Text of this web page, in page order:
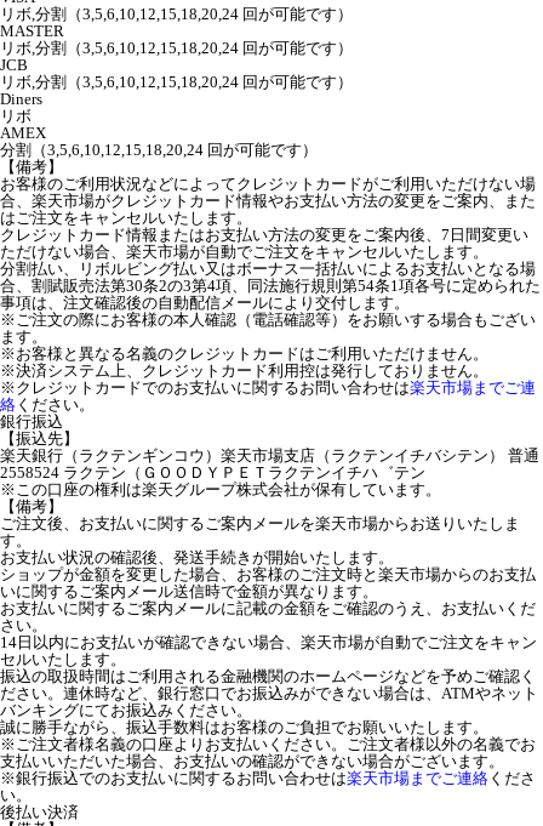
リボ,分割（3,5,6,10,12,15,18,20,24 回が可能です）
MASTER
リボ,分割（3,5,6,10,12,15,18,20,24 回が可能です）
JCB
リボ,分割（3,5,6,10,12,15,18,20,24 回が可能です）
Diners
リボ
AMEX
分割（3,5,6,10,12,15,18,20,24 回が可能です）
【備考】
お客様のご利用状況などによってクレジットカードがご利用いただけない場
合、楽天市場がクレジットカード情報やお支払い方法の変更をご案内、また
はご注文をキャンセルいたします。
クレジットカード情報またはお支払い方法の変更をご案内後、7日間変更い
ただけない場合、楽天市場が自動でご注文をキャンセルいたします。
分割払い、リボルビング払い又はボーナス一括払いによるお支払いとなる場
合、割賦販売法第30条2の3第4項、同法施行規則第54条1項各号に定められた
事項は、注文確認後の自動配信メールにより交付します。
※ご注文の際にお客様の本人確認（電話確認等）をお願いする場合もござい
ます。
※お客様と異なる名義のクレジットカードはご利用いただけません。
※決済システム上、クレジットカード利用控は発行しておりません。
※クレジットカードでのお支払いに関するお問い合わせは楽天市場までご連
絡 ください。
銀行振込
【振込先】
楽天銀行（ラクテンギンコウ）楽天市場支店（ラクテンイチバシテン） 普通
2558524 ラクテン（ＧＯＯＤＹＰＥＴラクテンイチハ゛テン
※この口座の権利は楽天グループ株式会社が保有しています。
【備考】
ご注文後、お支払いに関するご案内メールを楽天市場からお送りいたしま
す。
お支払い状況の確認後、発送手続きが開始いたします。
ショップが金額を変更した場合、お客様のご注文時と楽天市場からのお支払
いに関するご案内メール送信時で金額が異なります。
お支払いに関するご案内メールに記載の金額をご確認のうえ、お支払いくだ
さい。
14日以内にお支払いが確認できない場合、楽天市場が自動でご注文をキャン
セルいたします。
振込の取扱時間はご利用される金融機関のホームページなどを予めご確認く
ださい。連休時など、銀行窓口でお振込みができない場合は、ATMやネット
バンキングにてお振込みください。
誠に勝手ながら、振込手数料はお客様のご負担でお願いいたします。
※ご注文者様名義の口座よりお支払いください。ご注文者様以外の名義でお
支払いいただいた場合、お支払いの確認ができない場合がございます。
※銀行振込でのお支払いに関するお問い合わせは楽天市場までご連絡 くださ
い。
後払い決済